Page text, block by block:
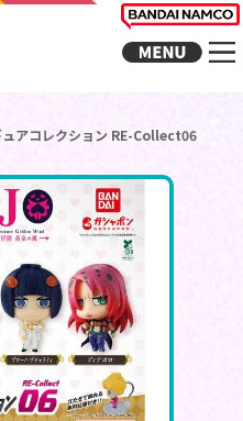
アコレクション RE-Collect06